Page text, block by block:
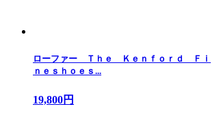
ローファー Ｔｈｅ Ｋｅｎｆｏｒｄ Ｆｉ
ｎｅｓｈｏｅｓ...
19,800円